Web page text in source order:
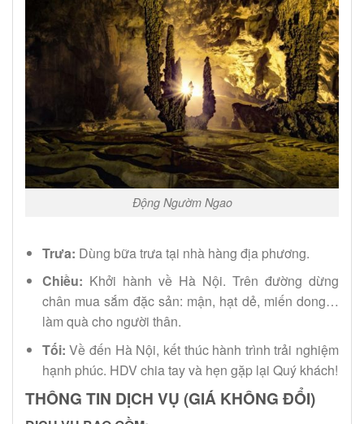
Động Ngườm Ngao
Trưa: Dùng bữa trưa tại nhà hàng địa phương.
Chiều: Khởi hành về Hà Nội. Trên đường dừng
chân mua sắm đặc sản: mận, hạt dẻ, miến dong…
làm quà cho người thân.
Tối: Về đến Hà Nội, kết thúc hành trình trải nghiệm
hạnh phúc. HDV chia tay và hẹn gặp lại Quý khách!
THÔNG TIN DỊCH VỤ (GIÁ KHÔNG ĐỔI)